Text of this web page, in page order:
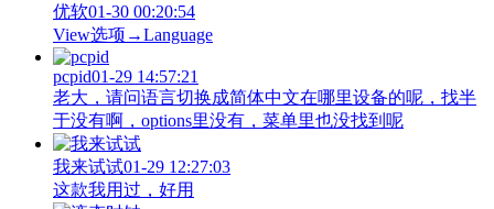
优软01-30 00:20:54
View‌选项→Language
pcpid01-29 14:57:21
老大，请问语言切换成简体中文在哪里设备的呢，找半
于没有啊，options里没有，菜单里也没找到呢
我来试试01-29 12:27:03
这款我用过，好用